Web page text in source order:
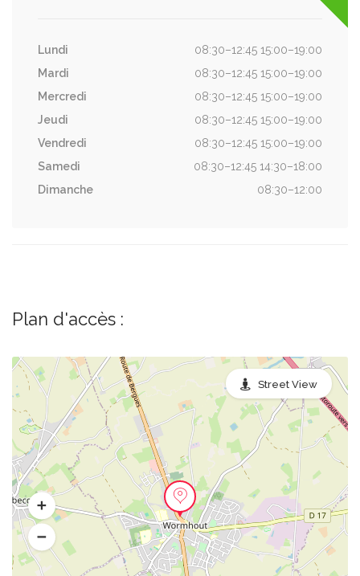
Lundi
08:30–12:45 15:00–19:00
Mardi
08:30–12:45 15:00–19:00
Mercredi
08:30–12:45 15:00–19:00
Jeudi
08:30–12:45 15:00–19:00
Vendredi
08:30–12:45 15:00–19:00
Samedi
08:30–12:45 14:30–18:00
Dimanche
08:30–12:00
Plan d'accès :
Street View